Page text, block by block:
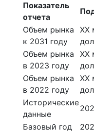
Показатель
отчета
Объем рынка
к 2031 году
ХХ
Объем рынка
в 2023 году
ХХ
Объем рынка
в 2022 году
ХХ
Исторические
данные
Базовый год